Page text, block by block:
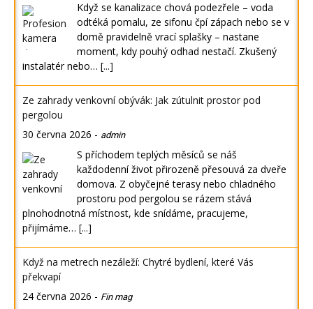
Když se kanalizace chová podezřele – voda
odtéká pomalu, ze sifonu čpí zápach nebo se v
domě pravidelně vrací splašky – nastane
moment, kdy pouhý odhad nestačí. Zkušený
instalatér nebo… [...]
Ze zahrady venkovní obývák: Jak zútulnit prostor pod
pergolou
30 června 2026 - admin
S příchodem teplých měsíců se náš
každodenní život přirozeně přesouvá za dveře
domova. Z obyčejné terasy nebo chladného
prostoru pod pergolou se rázem stává
plnohodnotná místnost, kde snídáme, pracujeme,
přijímáme… [...]
Když na metrech nezáleží: Chytré bydlení, které Vás
překvapí
24 června 2026 - Fin mag